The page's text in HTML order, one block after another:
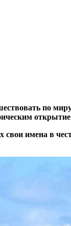
по
имена в